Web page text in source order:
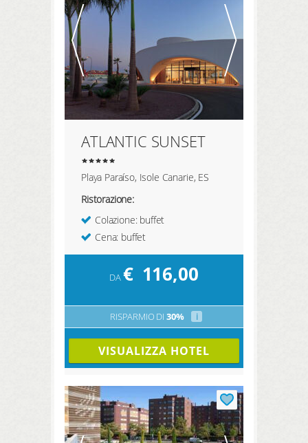
ATLANTIC SUNSET
Playa Paraíso, Isole Canarie, ES
Ristorazione:
Colazione: buffet
Cena: buffet
DA€ 116,00
RISPARMIO DI 30% i
VISUALIZZA HOTEL